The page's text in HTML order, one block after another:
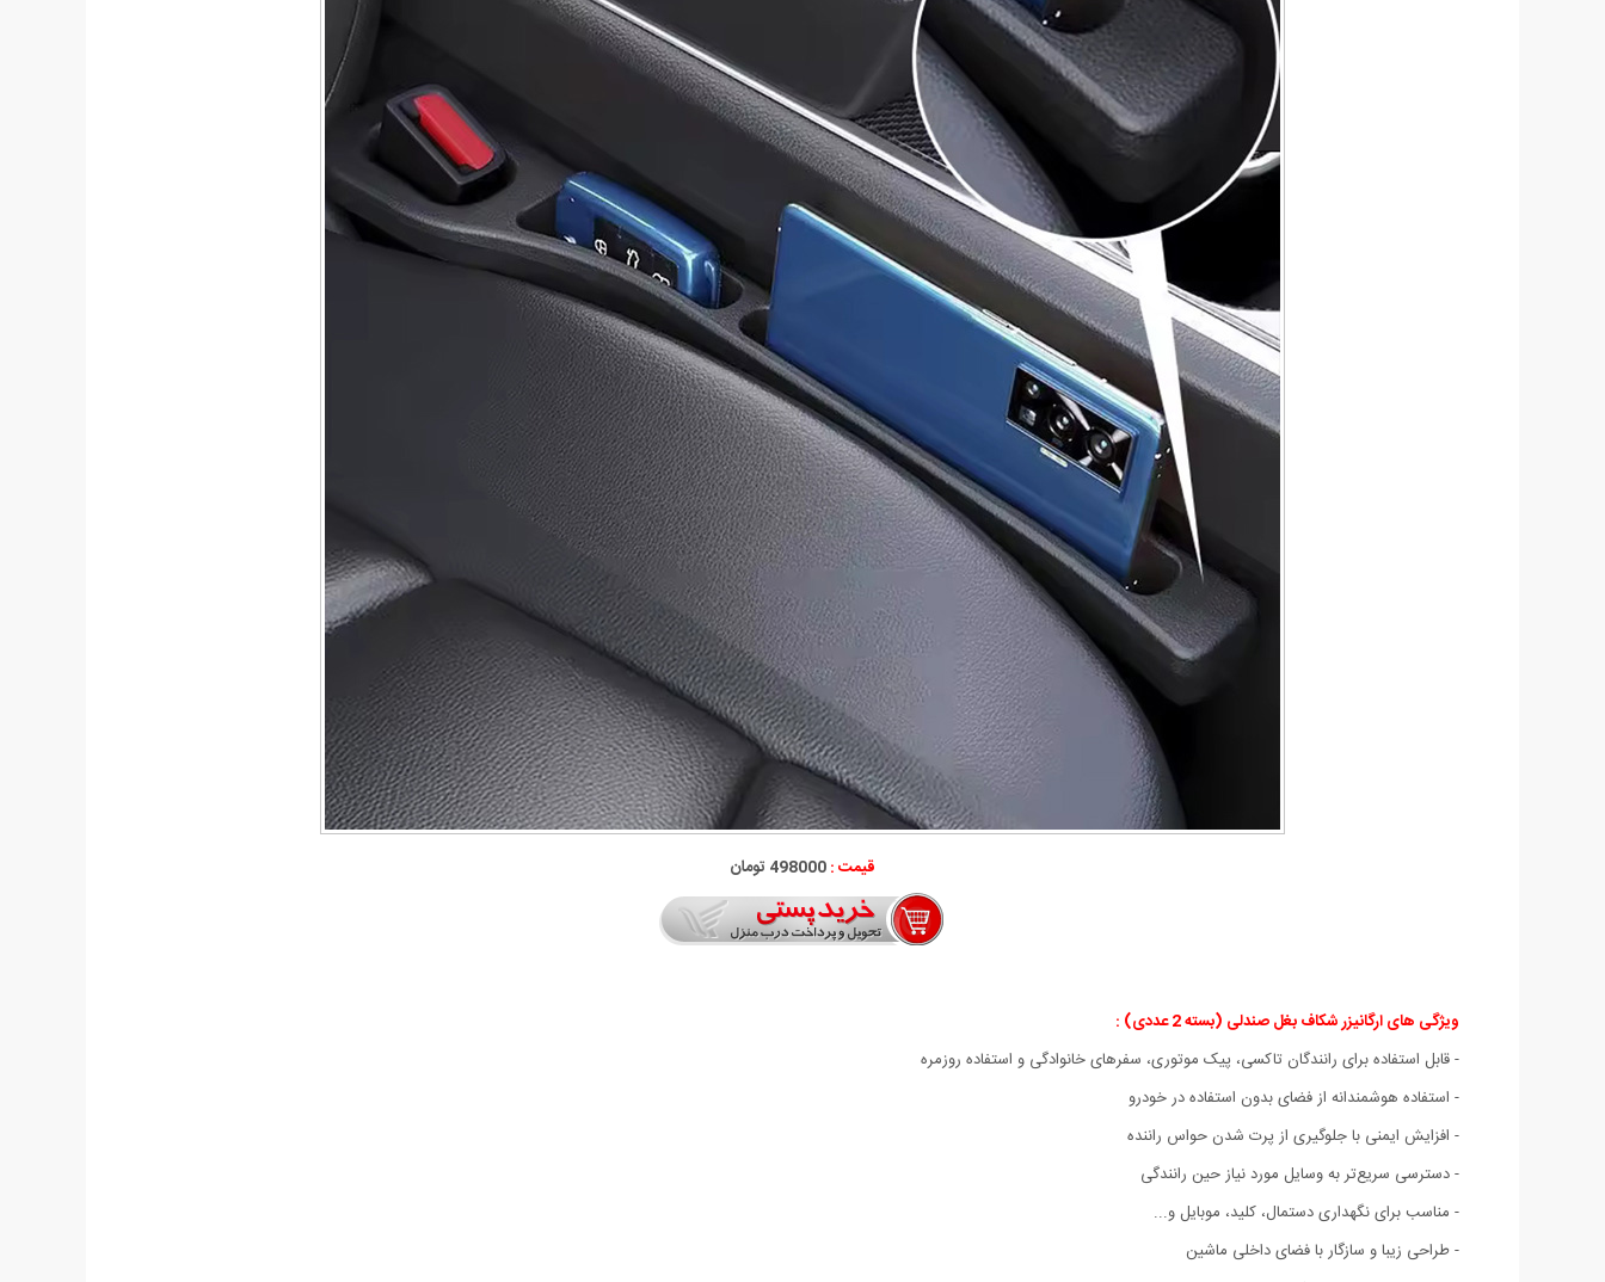
قیمت :498000 تومان
ویژگی های ارگانیزر شکاف بغل صندلی (بسته 2 عددی) :
- قابل استفاده برای رانندگان تاکسی، پیک موتوری، سفرهای خانوادگی و استفاده روزمره
- استفاده هوشمندانه از فضای بدون استفاده در خودرو
- افزایش ایمنی با جلوگیری از پرت شدن حواس راننده
- دسترسی سریع‌تر به وسایل مورد نیاز حین رانندگی
- مناسب برای نگهداری دستمال، کلید، موبایل و...
- طراحی زیبا و سازگار با فضای داخلی ماشین